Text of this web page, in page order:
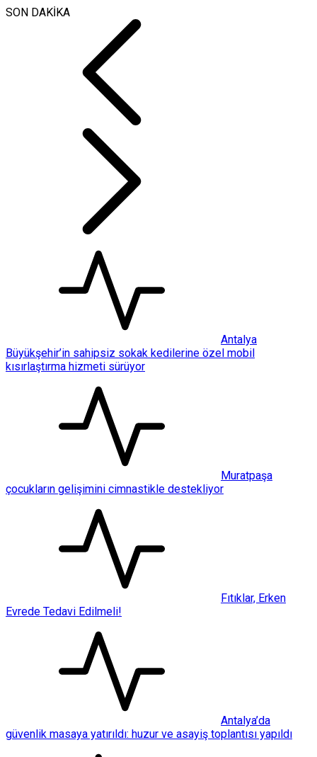
SON DAKİKA
Antalya
Büyükşehir’in sahipsiz sokak kedilerine özel mobil
kısırlaştırma hizmeti sürüyor
Muratpaşa
çocukların gelişimini cimnastikle destekliyor
Fıtıklar, Erken
Evrede Tedavi Edilmeli!
Antalya’da
güvenlik masaya yatırıldı: huzur ve asayiş toplantısı yapıldı